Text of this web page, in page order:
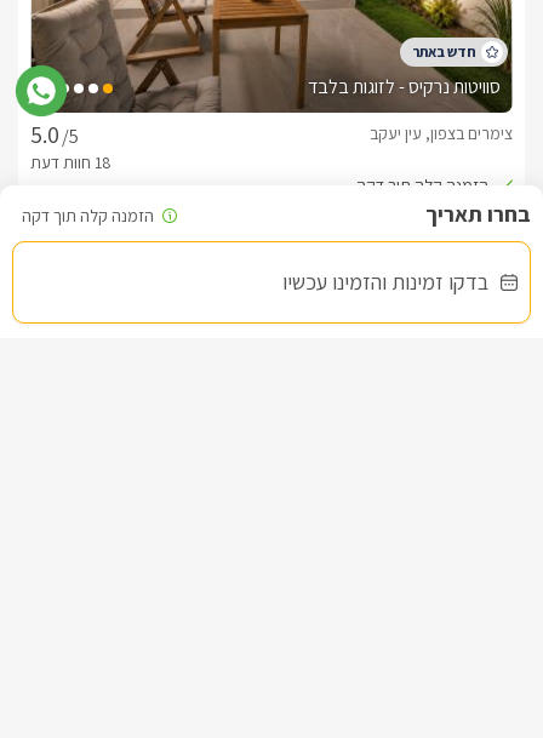
בדקו זמינות והזמינו עכשיו
סוויטות נרקיס - לזוגות בלבד
/5
צימרים בצפון, עין יעקב
החל מ- ₪1100